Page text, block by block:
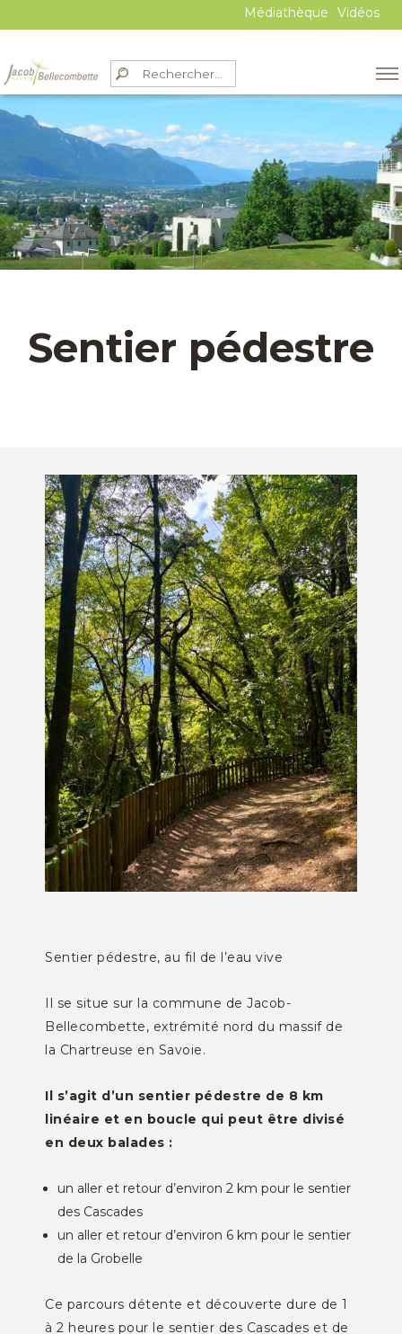
Médiathèque Vidéos
Sentier pédestre
Sentier pédestre, au fil de l’eau vive
Il se situe sur la commune de Jacob-
Bellecombette, extrémité nord du massif de
la Chartreuse en Savoie.
Il s’agit d’un sentier pédestre de 8 km
linéaire et en boucle qui peut être divisé
en deux balades :
un aller et retour d’environ 2 km pour le sentier
des Cascades
un aller et retour d’environ 6 km pour le sentier
de la Grobelle
Ce parcours détente et découverte dure de 1
à 2 heures pour le sentier des Cascades et de